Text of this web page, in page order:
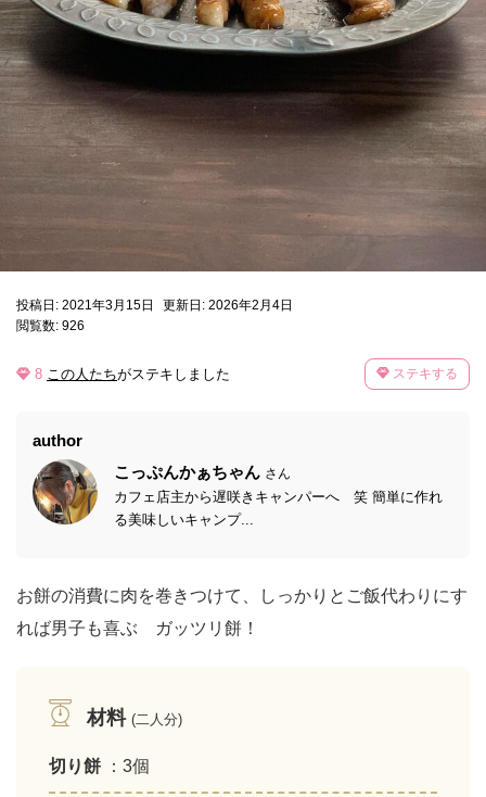
投稿日: 2021年3月15日
更新日: 2026年2月4日
閲覧数: 926
8 この人たちがステキしました ステキする
author
こっぷんかぁちゃん さん
カフェ店主から遅咲きキャンパーへ 笑 簡単に作れ
る美味しいキャンプ...
お餅の消費に肉を巻きつけて、しっかりとご飯代わりにす
れば男子も喜ぶ ガッツリ餅！
材料 (二人分)
切り餅 ：3個